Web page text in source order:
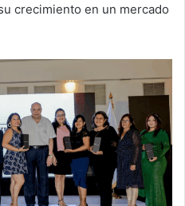
crecimiento en un mercado